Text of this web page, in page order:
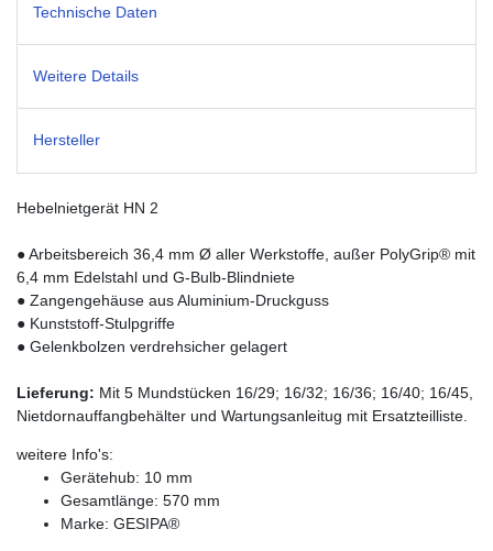
Technische Daten
Weitere Details
Hersteller
Hebelnietgerät HN 2
● Arbeitsbereich 36,4 mm Ø aller Werkstoffe, außer PolyGrip® mit
6,4 mm Edelstahl und G-Bulb-Blindniete
● Zangengehäuse aus Aluminium-Druckguss
● Kunststoff-Stulpgriffe
● Gelenkbolzen verdrehsicher gelagert
Lieferung: Mit 5 Mundstücken 16/29; 16/32; 16/36; 16/40; 16/45,
Nietdornauffangbehälter und Wartungsanleitug mit Ersatzteilliste.
weitere Info's:
Gerätehub: 10 mm
Gesamtlänge: 570 mm
Marke: GESIPA®